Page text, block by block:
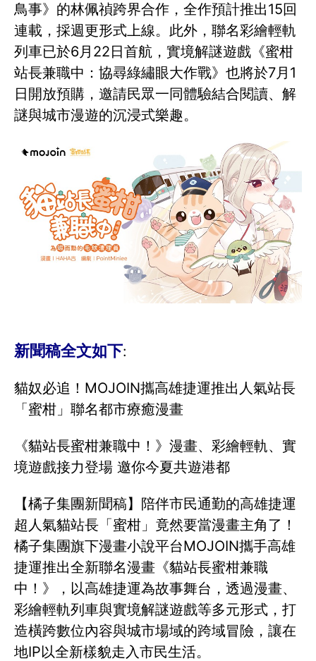
鳥事》的林佩禎跨界合作，全作預計推出15回
連載，採週更形式上線。此外，聯名彩繪輕軌
列車已於6月22日首航，實境解謎遊戲《蜜柑
站長兼職中：協尋綠繡眼大作戰》也將於7月1
日開放預購，邀請民眾一同體驗結合閱讀、解
謎與城市漫遊的沉浸式樂趣。
新聞稿全文如下:
貓奴必追！MOJOIN攜高雄捷運推出人氣站長
「蜜柑」聯名都市療癒漫畫
《貓站長蜜柑兼職中！》漫畫、彩繪輕軌、實
境遊戲接力登場 邀你今夏共遊港都
【橘子集團新聞稿】陪伴市民通勤的高雄捷運
超人氣貓站長「蜜柑」竟然要當漫畫主角了！
橘子集團旗下漫畫小說平台MOJOIN攜手高雄
捷運推出全新聯名漫畫《貓站長蜜柑兼職
中！》，以高雄捷運為故事舞台，透過漫畫、
彩繪輕軌列車與實境解謎遊戲等多元形式，打
造橫跨數位內容與城市場域的跨域冒險，讓在
地IP以全新樣貌走入市民生活。